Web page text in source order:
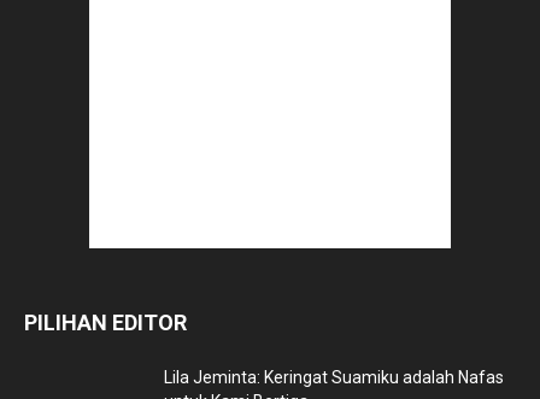
PILIHAN EDITOR
Lila Jeminta: Keringat Suamiku adalah Nafas